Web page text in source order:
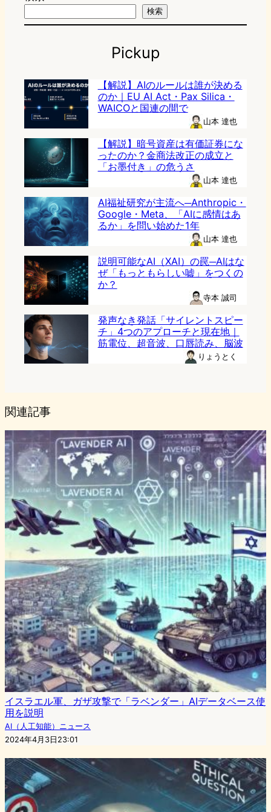
検索
Pickup
【解説】AIのルールは誰が決める
のか｜EU AI Act・Pax Silica・
WAICOと国連の間で
山本 達也
【解説】暗号資産は有価証券にな
ったのか？金商法改正の成立と
「お墨付き」の危うさ
山本 達也
AI福祉研究が主流へ─Anthropic・
Google・Meta、「AIに感情はあ
るか」を問い始めた1年
山本 達也
説明可能なAI（XAI）の罠─AIはな
ぜ「もっともらしい嘘」をつくの
か？
寺本 誠司
発声なき発話「サイレントスピー
チ」4つのアプローチと現在地｜
筋電位、超音波、口唇読み、脳波
りょうとく
関連記事
イスラエル軍、ガザ攻撃で「ラベンダー」AIデータベース使
用を説明
AI（人工知能）ニュース
2024年4月3日23:01